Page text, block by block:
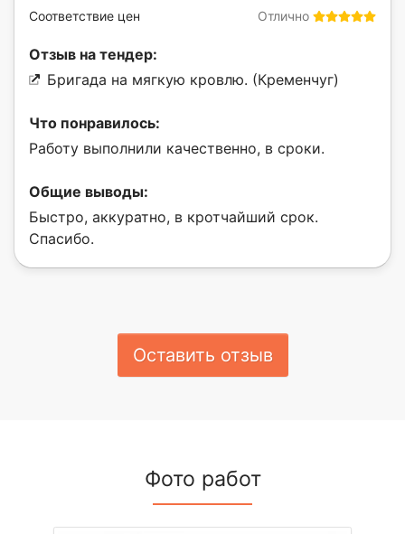
Отлично
Соответствие цен
Отзыв на тендер:
Бригада на мягкую кровлю. (Кременчуг)
Что понравилось:
Работу выполнили качественно, в сроки.
Общие выводы:
Быстро, аккуратно, в кротчайший срок.
Спасибо.
Оставить отзыв
Фото работ